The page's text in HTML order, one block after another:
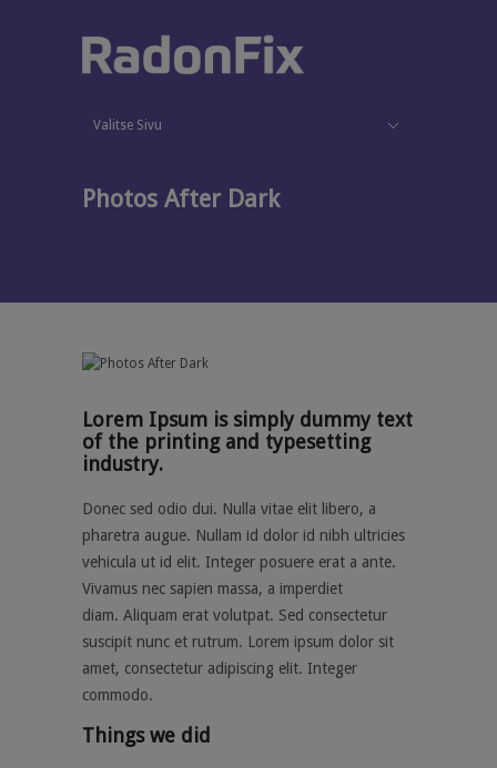
Valitse Sivu
Photos After Dark
Lorem Ipsum is simply dummy text
of the printing and typesetting
industry.
Donec sed odio dui. Nulla vitae elit libero, a
pharetra augue. Nullam id dolor id nibh ultricies
vehicula ut id elit. Integer posuere erat a ante.
Vivamus nec sapien massa, a imperdiet
diam. Aliquam erat volutpat. Sed consectetur
suscipit nunc et rutrum. Lorem ipsum dolor sit
amet, consectetur adipiscing elit. Integer
commodo.
Things we did